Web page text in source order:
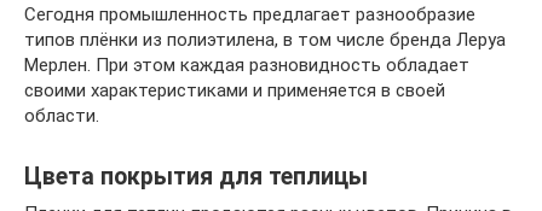
Сегодня промышленность предлагает разнообразие
типов плёнки из полиэтилена, в том числе бренда Леруа
Мерлен. При этом каждая разновидность обладает
своими характеристиками и применяется в своей
области.
Цвета покрытия для теплицы